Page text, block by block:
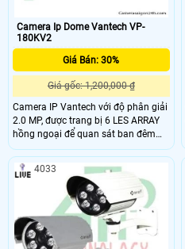
Camera Ip Dome Vantech VP-
180KV2
Giá Bán: 30%
Giá gốc: 1,200,000 ₫
Camera IP Vantech với độ phân giải
2.0 MP, được trang bị 6 LES ARRAY
hồng ngoại để quan sát ban đêm
rất tốt lên đến 30m, chức năng
chuẩn Onvif dễ dàng lắp đặt và sử
dụng, phần mềm thân thiện.
4033